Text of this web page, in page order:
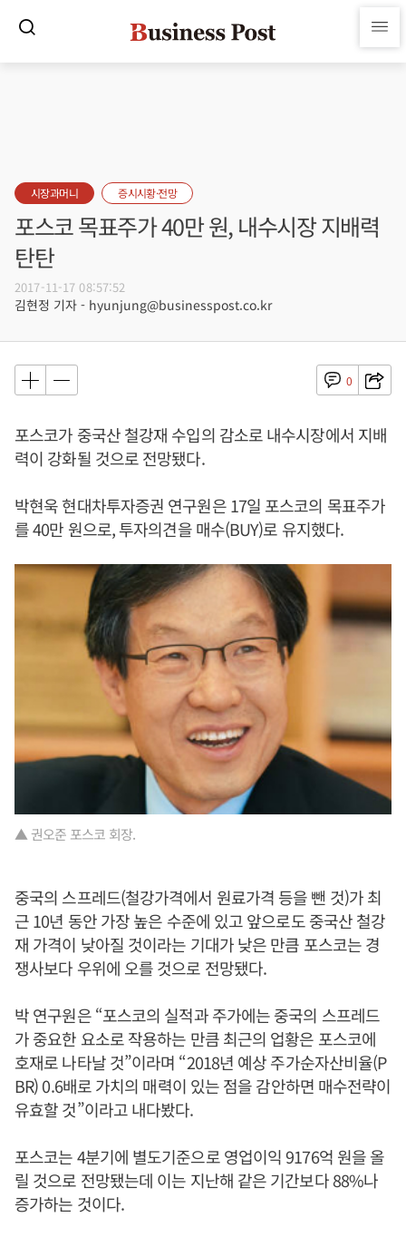
시장과머니 증시시황·전망
포스코 목표주가 40만 원, 내수시장 지배력
탄탄
2017-11-17 08:57:52
김현정 기자 - hyunjung@businesspost.co.kr
0
포스코가 중국산 철강재 수입의 감소로 내수시장에서 지배
력이 강화될 것으로 전망됐다.
박현욱 현대차투자증권 연구원은 17일 포스코의 목표주가
를 40만 원으로, 투자의견을 매수(BUY)로 유지했다.
▲ 권오준 포스코 회장.
중국의 스프레드(철강가격에서 원료가격 등을 뺀 것)가 최
근 10년 동안 가장 높은 수준에 있고 앞으로도 중국산 철강
재 가격이 낮아질 것이라는 기대가 낮은 만큼 포스코는 경
쟁사보다 우위에 오를 것으로 전망됐다.
박 연구원은 “포스코의 실적과 주가에는 중국의 스프레드
가 중요한 요소로 작용하는 만큼 최근의 업황은 포스코에
호재로 나타날 것”이라며 “2018년 예상 주가순자산비율(P
BR) 0.6배로 가치의 매력이 있는 점을 감안하면 매수전략이
유효할 것”이라고 내다봤다.
포스코는 4분기에 별도기준으로 영업이익 9176억 원을 올
릴 것으로 전망됐는데 이는 지난해 같은 기간보다 88%나
증가하는 것이다.